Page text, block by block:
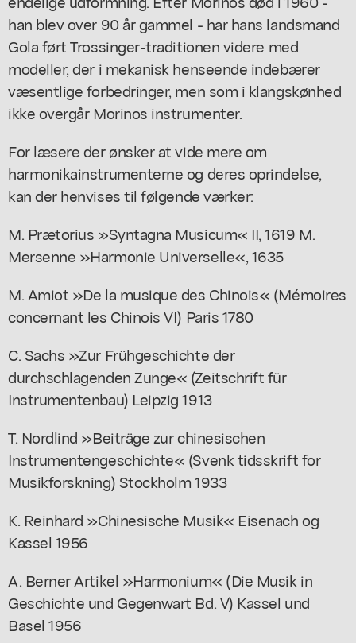
han blev over 90 år gammel - har hans landsmand
Gola ført Trossinger-traditionen videre med
modeller, der i mekanisk henseende indebærer
væsentlige forbedringer, men som i klangskønhed
ikke overgår Morinos instrumenter.
For læsere der ønsker at vide mere om
harmonikainstrumenterne og deres oprindelse,
kan der henvises til følgende værker:
M. Prætorius »Syntagna Musicum« II, 1619 M.
Mersenne »Harmonie Universelle«, 1635
M. Amiot »De la musique des Chinois« (Mémoires
concernant les Chinois VI) Paris 1780
C. Sachs »Zur Frühgeschichte der
durchschlagenden Zunge« (Zeitschrift für
Instrumentenbau) Leipzig 1913
T. Nordlind »Beiträge zur chinesischen
Instrumentengeschichte« (Svenk tidsskrift for
Musikforskning) Stockholm 1933
K. Reinhard »Chinesische Musik« Eisenach og
Kassel 1956
A. Berner Artikel »Harmonium« (Die Musik in
Geschichte und Gegenwart Bd. V) Kassel und
Basel 1956